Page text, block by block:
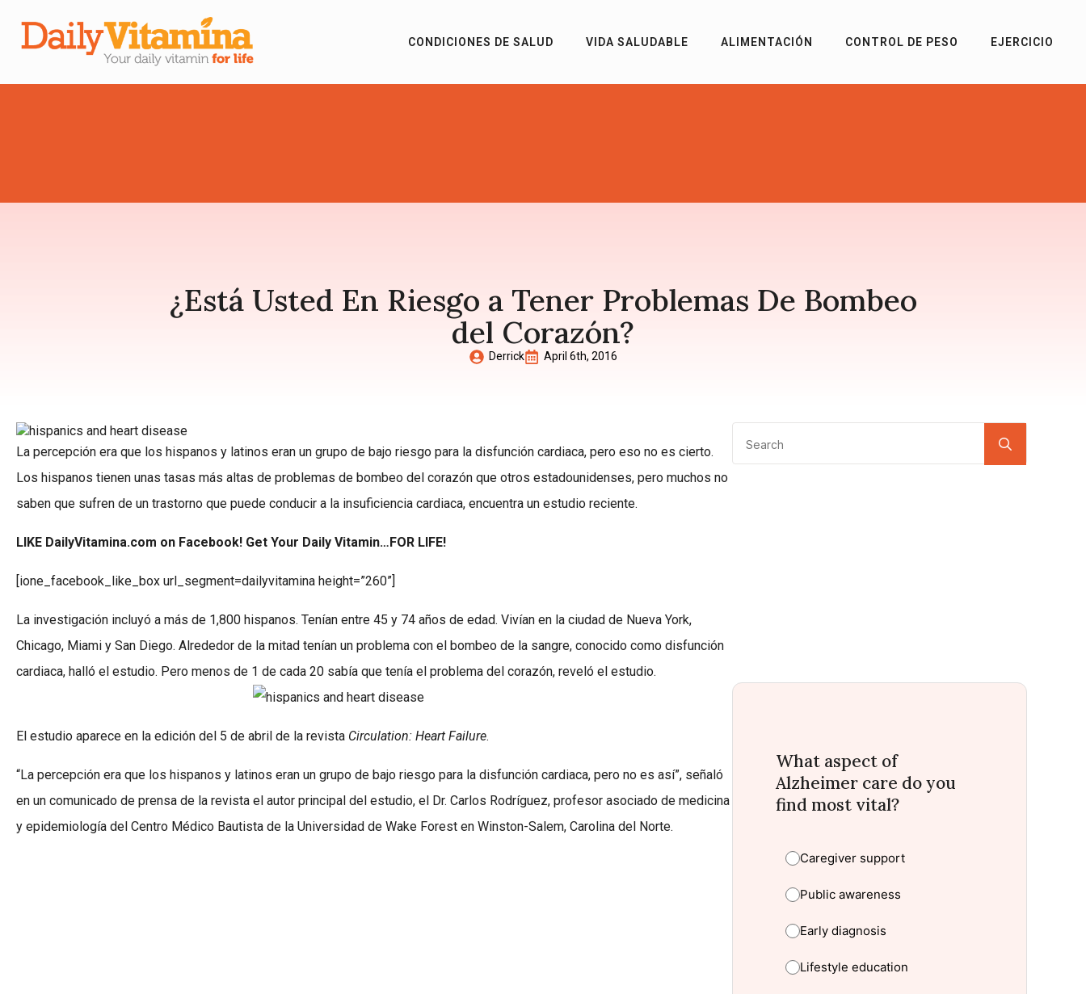
CONDICIONES DE SALUD VIDA SALUDABLE ALIMENTACIÓN CONTROL DE PESO EJERCICIO
¿Está Usted En Riesgo a Tener Problemas De Bombeo
del Corazón?
Derrick April 6th, 2016
La percepción era que los hispanos y latinos eran un grupo de bajo riesgo para la disfunción cardiaca, pero eso no es cierto.
Los hispanos tienen unas tasas más altas de problemas de bombeo del corazón que otros estadounidenses, pero muchos no
saben que sufren de un trastorno que puede conducir a la insuficiencia cardiaca, encuentra un estudio reciente.
LIKE DailyVitamina.com on Facebook! Get Your Daily Vitamin…FOR LIFE!
[ione_facebook_like_box url_segment=dailyvitamina height=”260”]
La investigación incluyó a más de 1,800 hispanos. Tenían entre 45 y 74 años de edad. Vivían en la ciudad de Nueva York,
Chicago, Miami y San Diego. Alrededor de la mitad tenían un problema con el bombeo de la sangre, conocido como disfunción
cardiaca, halló el estudio. Pero menos de 1 de cada 20 sabía que tenía el problema del corazón, reveló el estudio.
El estudio aparece en la edición del 5 de abril de la revista Circulation: Heart Failure.
“La percepción era que los hispanos y latinos eran un grupo de bajo riesgo para la disfunción cardiaca, pero no es así”, señaló
en un comunicado de prensa de la revista el autor principal del estudio, el Dr. Carlos Rodríguez, profesor asociado de medicina
y epidemiología del Centro Médico Bautista de la Universidad de Wake Forest en Winston-Salem, Carolina del Norte.
What aspect of
Alzheimer care do you
find most vital?
Caregiver support
Public awareness
Early diagnosis
Lifestyle education